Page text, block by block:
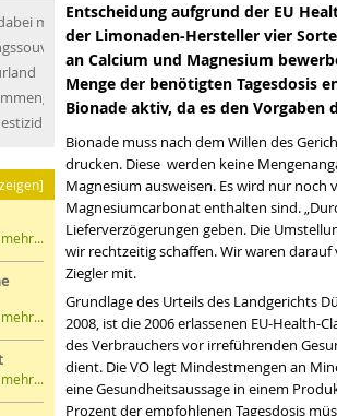
müssen wir über die Dürre sprechen
werden
in Bio-Lebensmitteln
mehr...
mehr...
mehr...
Entscheidung aufgrund der EU
der Limonaden-Hersteller vier
an Calcium und Magnesium
Menge der benötigten Tagesdosis
Bionade aktiv, da es den Vorgaben
Bionade muss nach dem Willen des
drucken. Diese werden keine
Magnesium ausweisen. Es wird nur noch
Magnesiumcarbonat enthalten sind.
Lieferverzögerungen geben. Die
wir rechtzeitig schaffen. Wir waren
Ziegler mit.
Grundlage des Urteils des Landgerichts
2008, ist die 2006 erlassenen EU-Health-
des Verbrauchers vor irreführenden
dient. Die VO legt Mindestmengen an
eine Gesundheitsaussage in einem
Prozent der empfohlenen Tagesdosis